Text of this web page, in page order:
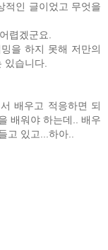
적인 글이었고 무엇을
렵겠군요.
을 하지 못해 저만의
있습니다.
배우고 적응하면 되
배워야 하는데.. 배우
고 있고...하아..